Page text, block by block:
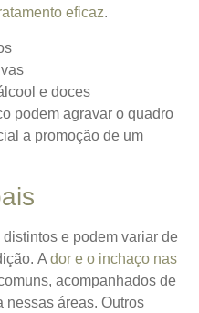
eficaz.
e doces
podem agravar o quadro
a promoção de um
e podem variar de
A dor e o inchaço nas
acompanhados de
nessas áreas. Outros